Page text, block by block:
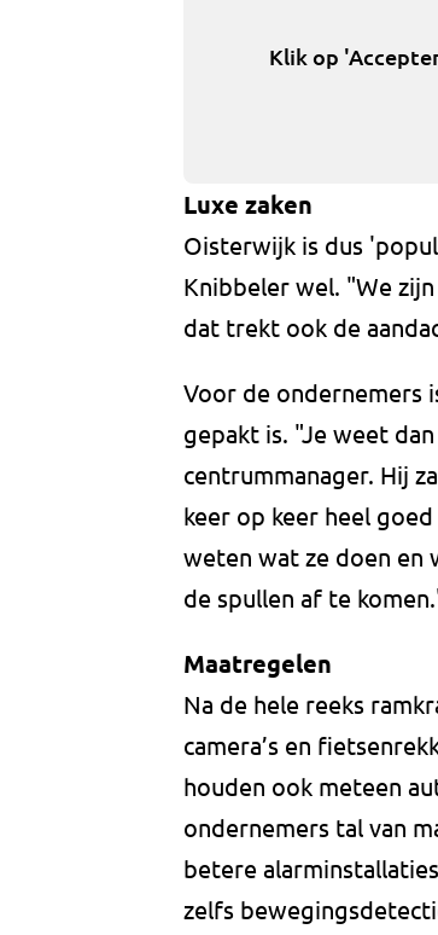
Klik op
Luxe zaken
Oisterwijk is dus
Knibbeler wel. "We
dat trekt ook de
Voor de ondernemers
gepakt is. "Je weet
centrummanager. Hij
keer op keer heel
weten wat ze doen en
de spullen af te
Maatregelen
Na de hele reeks
camera’s en
houden ook meteen
ondernemers tal van
betere
zelfs